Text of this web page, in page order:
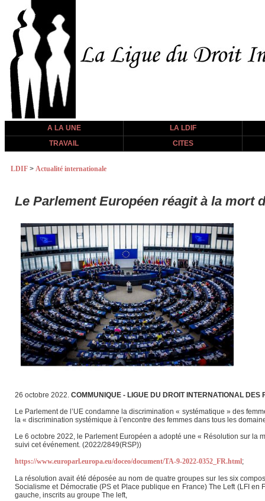
A LA UNE
LA LDIF
TRAVAIL
CITES
LDIF > Actualité internationale
Le Parlement Européen réagit à la mort
26 octobre 2022. COMMUNIQUE - LIGUE DU DROIT INTERNATIONAL
Le Parlement de l’UE condamne la discrimination « systématique » des
la « discrimination systémique à l’encontre des femmes dans tous les
Le 6 octobre 2022, le Parlement Européen a adopté une « Résolution sur la
suivi cet événement. (2022/2849(RSP))
https://www.europarl.europa.eu/doceo/document/TA-9-2022-0352_FR.html;
La résolution avait été déposée au nom de quatre groupes sur les six
Socialisme et Démocratie (PS et Place publique en France) The Left (LFI
gauche, inscrits au groupe The left,